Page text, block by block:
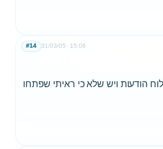
31/03/05 15:08
#14
הודעות ויש שלא כי ראיתי שפתחו